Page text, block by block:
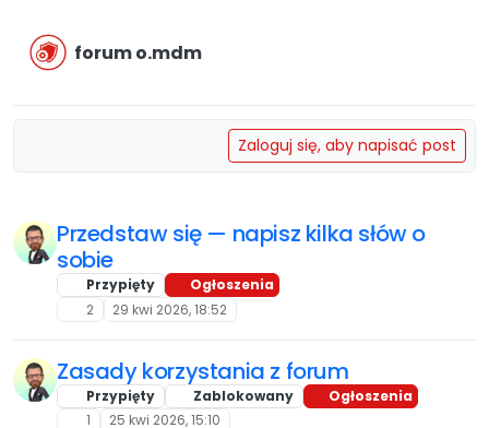
forum o.mdm
Zaloguj się, aby napisać post
Przedstaw się — napisz kilka słów o
sobie
Przypięty
Ogłoszenia
2
29 kwi 2026, 18:52
Zasady korzystania z forum
Przypięty Zablokowany
Ogłoszenia
1
25 kwi 2026, 15:10